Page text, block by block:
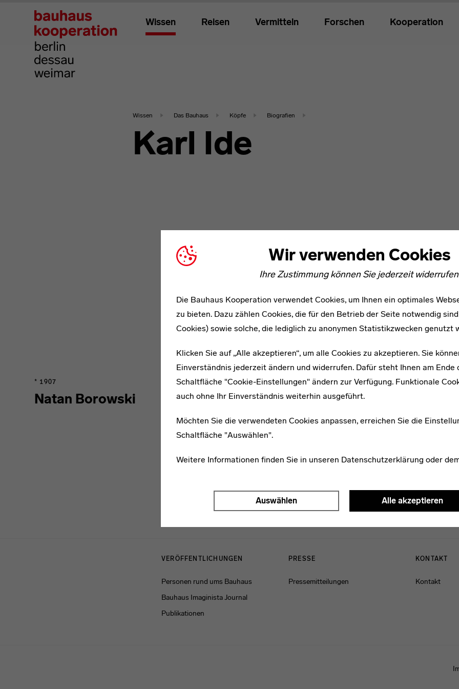
Wir verwenden Cookies
Ihre Zustimmung können Sie jederzeit
Die Bauhaus Kooperation verwendet Cookies, um Ihnen ein optimales
zu bieten. Dazu zählen Cookies, die für den Betrieb der Seite notwendig
Cookies) sowie solche, die lediglich zu anonymen Statistikzwecken genutzt
Klicken Sie auf „Alle akzeptieren“, um alle Cookies zu akzeptieren. Sie
Einverständnis jederzeit ändern und widerrufen. Dafür steht Ihnen am Ende
Schaltfläche "Cookie-Einstellungen" ändern zur Verfügung. Funktionale
auch ohne Ihr Einverständnis weiterhin ausgeführt.
Möchten Sie die verwendeten Cookies anpassen, erreichen Sie die
Schaltfläche "Auswählen".
Weitere Informationen finden Sie in unseren Datenschutzerklärung oder
Auswählen Alle akzeptieren
Wissen Reisen Vermitteln Forschen Kooperation
Wissen Das Bauhaus Köpfe Biografien
Karl Ide
Natan Borowski
* 1907
Walter Herzger
1901–1985
VERÖFFENTLICHUNGEN
Personen rund ums Bauhaus
Bauhaus Imaginista Journal
Publikationen
PRESSE
Pressemitteilungen
KONTAKT
Kontakt